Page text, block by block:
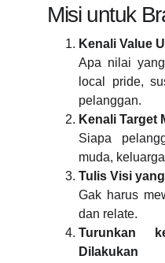
Misi untuk
Kenali Value
Apa nilai
local pride,
pelanggan.
Kenali Target
Siapa
muda,
Tulis Visi
Gak harus
dan relate.
Turunkan
Dilakukan